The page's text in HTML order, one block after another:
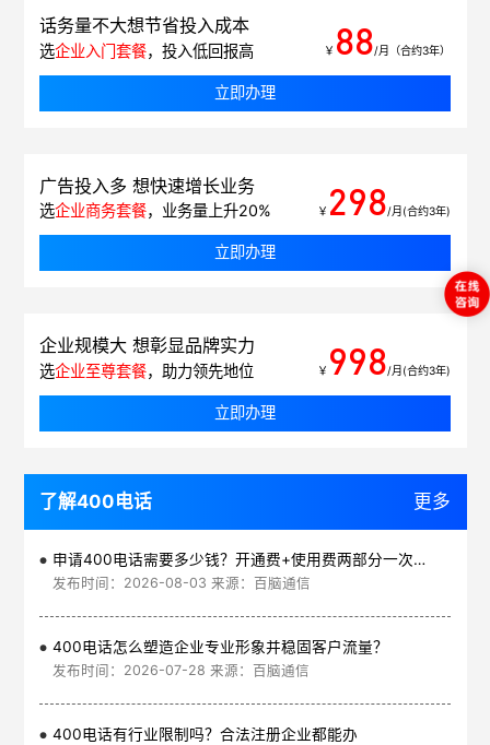
话务量不大想节省投入成本
选企业入门套餐，投入低回报高 ￥ 88/月（合约3年）
立即办理
广告投入多 想快速增长业务
选企业商务套餐，业务量上升20% ￥ 298/月(合约3年)
立即办理
企业规模大 想彰显品牌实力
选企业至尊套餐，助力领先地位 ￥ 998/月(合约3年)
立即办理
了解400电话 更多
申请400电话需要多少钱？开通费+使用费两部分一次讲清
发布时间：2026-08-03 来源：百脑通信
400电话怎么塑造企业专业形象并稳固客户流量？
发布时间：2026-07-28 来源：百脑通信
400电话有行业限制吗？合法注册企业都能办